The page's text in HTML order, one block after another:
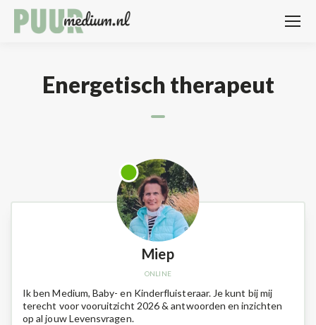
Energetisch therapeut
Miep
Ik ben Medium, Baby- en Kinderfluisteraar. Je kunt bij mij
terecht voor vooruitzicht 2026 & antwoorden en inzichten
op al jouw Levensvragen.